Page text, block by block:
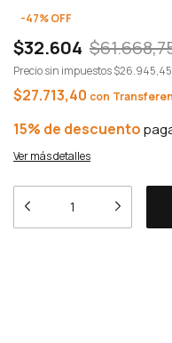
-47%OFF
$32.604
Precio sin impuestos$26.945,45
$27.713,40 con
15% de descuento
Ver más detalles